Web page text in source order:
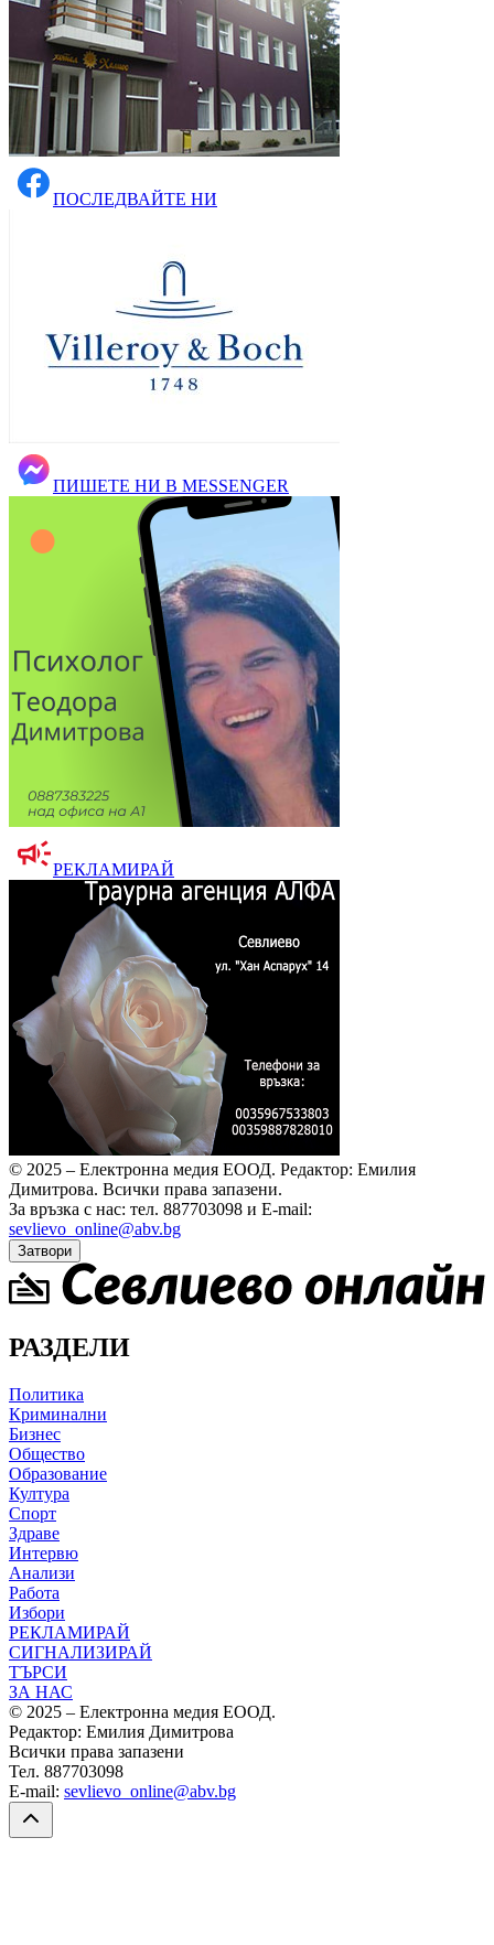
ПОСЛЕДВАЙТЕ НИ
ПИШЕТЕ НИ В MESSENGER
РЕКЛАМИРАЙ
© 2025 – Електронна медия ЕООД. Редактор: Емилия
Димитрова. Всички права запазени.
За връзка с нас: тел. 887703098 и E-mail:
sevlievo_online@abv.bg
Затвори
РАЗДЕЛИ
Политика
Криминални
Бизнес
Общество
Образование
Култура
Спорт
Здраве
Интервю
Анализи
Работа
Избори
РЕКЛАМИРАЙ
СИГНАЛИЗИРАЙ
ТЪРСИ
ЗА НАС
© 2025 – Електронна медия ЕООД.
Редактор: Емилия Димитрова
Всички права запазени
Тел. 887703098
E-mail: sevlievo_online@abv.bg